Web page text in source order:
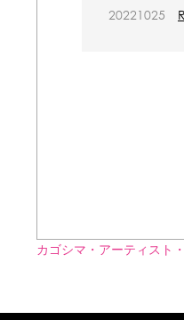
20221025
カゴシマ・アーティスト